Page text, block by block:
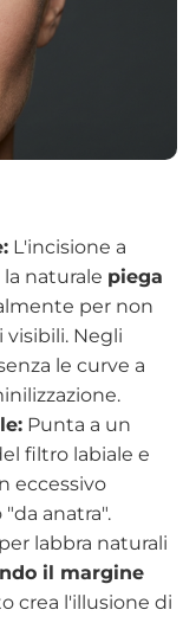
L'incisione a
naturale piega
per non
Negli
le curve a
Punta a un
filtro labiale e
eccessivo
anatra".
labbra naturali
il margine
crea l'illusione di